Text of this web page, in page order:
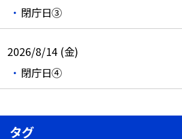
閉庁日③
2026/8/14 (金)
閉庁日④
タグ